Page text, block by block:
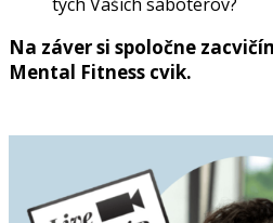
Na záver si spoločne
Mental Fitness cvik.